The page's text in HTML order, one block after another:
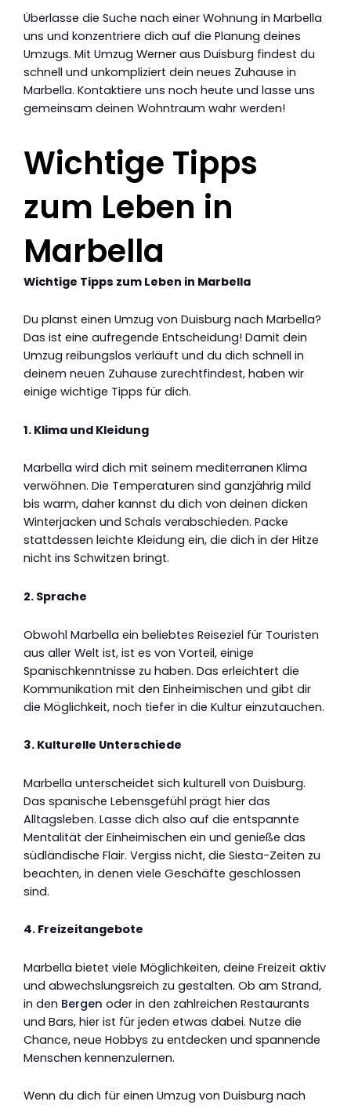
Überlasse die Suche nach einer Wohnung in Marbella
uns und konzentriere dich auf die Planung deines
Umzugs. Mit Umzug Werner aus Duisburg findest du
schnell und unkompliziert dein neues Zuhause in
Marbella. Kontaktiere uns noch heute und lasse uns
gemeinsam deinen Wohntraum wahr werden!
Wichtige Tipps
zum Leben in
Marbella
Wichtige Tipps zum Leben in Marbella
Du planst einen Umzug von Duisburg nach Marbella?
Das ist eine aufregende Entscheidung! Damit dein
Umzug reibungslos verläuft und du dich schnell in
deinem neuen Zuhause zurechtfindest, haben wir
einige wichtige Tipps für dich.
1. Klima und Kleidung
Marbella wird dich mit seinem mediterranen Klima
verwöhnen. Die Temperaturen sind ganzjährig mild
bis warm, daher kannst du dich von deinen dicken
Winterjacken und Schals verabschieden. Packe
stattdessen leichte Kleidung ein, die dich in der Hitze
nicht ins Schwitzen bringt.
2. Sprache
Obwohl Marbella ein beliebtes Reiseziel für Touristen
aus aller Welt ist, ist es von Vorteil, einige
Spanischkenntnisse zu haben. Das erleichtert die
Kommunikation mit den Einheimischen und gibt dir
die Möglichkeit, noch tiefer in die Kultur einzutauchen.
3. Kulturelle Unterschiede
Marbella unterscheidet sich kulturell von Duisburg.
Das spanische Lebensgefühl prägt hier das
Alltagsleben. Lasse dich also auf die entspannte
Mentalität der Einheimischen ein und genieße das
südländische Flair. Vergiss nicht, die Siesta-Zeiten zu
beachten, in denen viele Geschäfte geschlossen
sind.
4. Freizeitangebote
Marbella bietet viele Möglichkeiten, deine Freizeit aktiv
und abwechslungsreich zu gestalten. Ob am Strand,
in den Bergen oder in den zahlreichen Restaurants
und Bars, hier ist für jeden etwas dabei. Nutze die
Chance, neue Hobbys zu entdecken und spannende
Menschen kennenzulernen.
Wenn du dich für einen Umzug von Duisburg nach